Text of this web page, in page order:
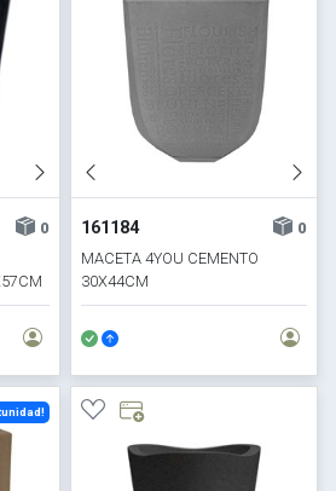
0
161184
0
MACETA 4YOU CEMENTO
30X44CM